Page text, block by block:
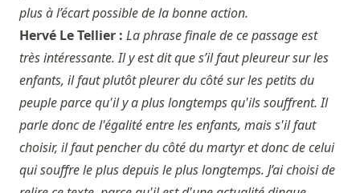
plus à l’écart possible de la bonne action.
Hervé Le Tellier : La phrase finale de ce passage est
très intéressante. Il y est dit que s’il faut pleureur sur les
enfants, il faut plutôt pleurer du côté sur les petits du
peuple parce qu'il y a plus longtemps qu'ils souffrent. Il
parle donc de l'égalité entre les enfants, mais s'il faut
choisir, il faut pencher du côté du martyr et donc de celui
qui souffre le plus depuis le plus longtemps. J’ai choisi de